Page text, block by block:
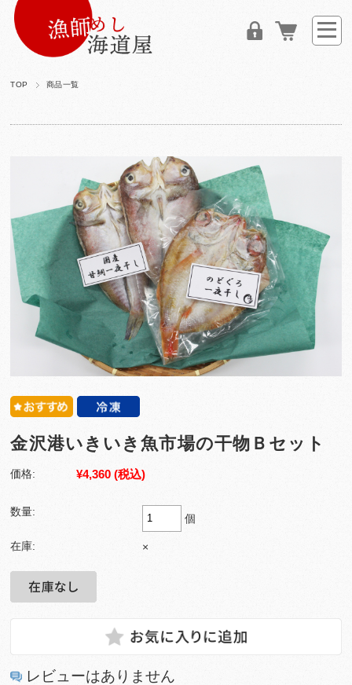
TOP 商品一覧
金沢港いきいき魚市場の干物Ｂセット
価格: ¥4,360 (税込)
数量:
個
在庫: ×
レビューはありません